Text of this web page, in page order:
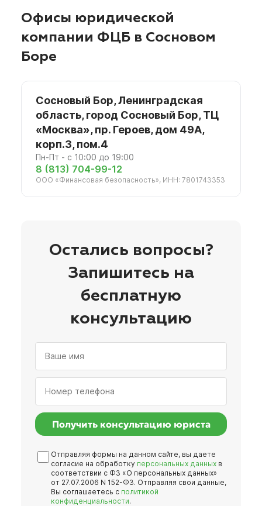
Офисы юридической
компании ФЦБ в Сосновом
Боре
Сосновый Бор, Ленинградская
область, город Сосновый Бор, ТЦ
«Москва», пр. Героев, дом 49А,
корп.3, пом.4
Пн-Пт - с 10:00 до 19:00
8 (813) 704-99-12
ООО «Финансовая безопасность», ИНН: 7801743353
Остались вопросы?
Запишитесь на
бесплатную
консультацию
Получить консультацию юриста
Отправляя формы на данном сайте, вы даете
согласие на обработку персональных данных в
соответствии с ФЗ «О персональных данных»
от 27.07.2006 N 152-ФЗ. Отправляя свои данные,
Вы соглашаетесь с политикой
конфиденциальности.